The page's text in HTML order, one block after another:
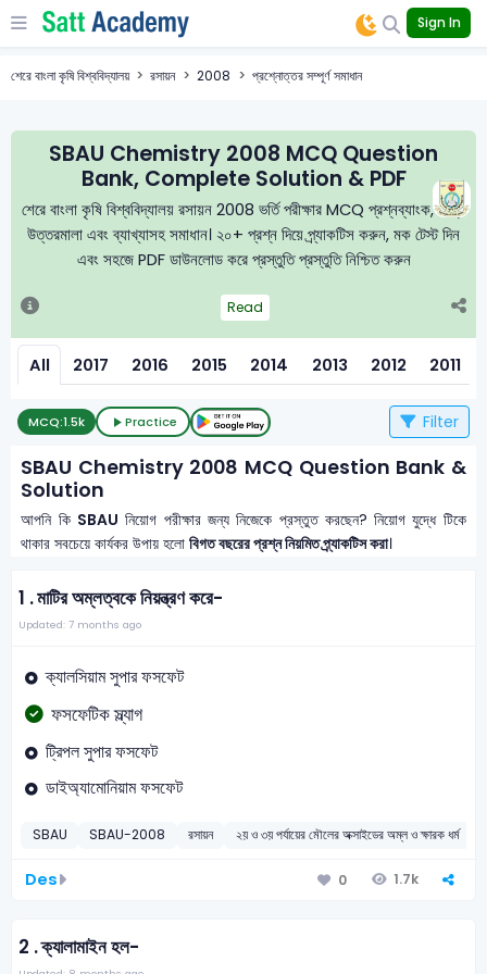
Sign In
শেরে বাংলা কৃষি বিশ্ববিদ্যালয় রসায়ন 2008 প্রশ্নোত্তর সম্পূর্ণ সমাধান
SBAU Chemistry 2008 MCQ Question
Bank, Complete Solution & PDF
শেরে বাংলা কৃষি বিশ্ববিদ্যালয় রসায়ন 2008 ভর্তি পরীক্ষার MCQ প্রশ্নব্যাংক, নির্ভুল
উত্তরমালা এবং ব্যাখ্যাসহ সমাধান। ২০+ প্রশ্ন দিয়ে প্র্যাকটিস করুন, মক টেস্ট দিন
এবং সহজে PDF ডাউনলোড করে প্রস্তুতি প্রস্তুতি নিশ্চিত করুন
Read
All 2017 2016 2015 2014 2013 2012 2011
MCQ:1.5k Practice Filter
SBAU Chemistry 2008 MCQ Question Bank &
Solution
আপনি কি SBAU নিয়োগ পরীক্ষার জন্য নিজেকে প্রস্তুত করছেন? নিয়োগ যুদ্ধে টিকে
থাকার সবচেয়ে কার্যকর উপায় হলোবিগত বছরের প্রশ্ন নিয়মিত প্র্যাকটিস করা।
1 .মাটির অম্লত্বকে নিয়ন্ত্রণ করে-
Updated: 7 months ago
ক্যালসিয়াম সুপার ফসফেট
ফসফেটিক স্ল্যাগ
ট্রিপল সুপার ফসফেট
ডাইঅ্যামোনিয়াম ফসফেট
SBAU SBAU-2008 রসায়ন ২য় ও ৩য় পর্যায়ের মৌলের অক্সাইডের অম্ল ও ক্ষারক ধর্ম
Des 0 1.7k
2 .ক্যালামাইন হল-